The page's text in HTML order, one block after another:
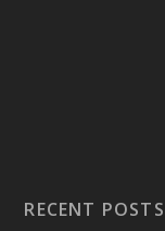
RECENT POSTS